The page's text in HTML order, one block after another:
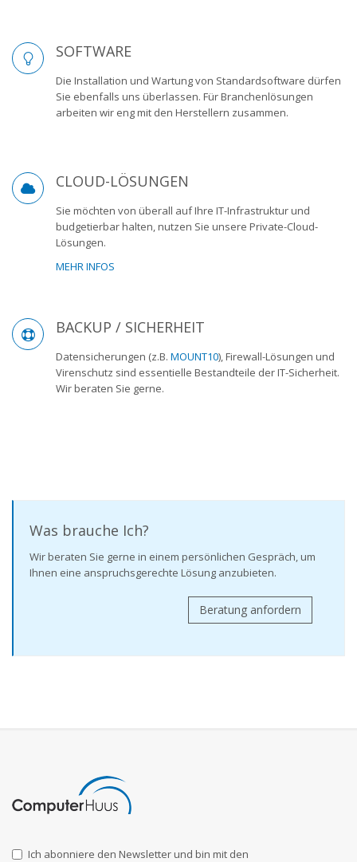
SOFTWARE
Die Installation und Wartung von Standardsoftware dürfen
Sie ebenfalls uns überlassen. Für Branchenlösungen
arbeiten wir eng mit den Herstellern zusammen.
CLOUD-LÖSUNGEN
Sie möchten von überall auf Ihre IT-Infrastruktur und
budgetierbar halten, nutzen Sie unsere Private-Cloud-
Lösungen.
MEHR INFOS
BACKUP / SICHERHEIT
Datensicherungen (z.B. MOUNT10), Firewall-Lösungen und
Virenschutz sind essentielle Bestandteile der IT-Sicherheit.
Wir beraten Sie gerne.
Was brauche Ich?
Wir beraten Sie gerne in einem persönlichen Gespräch, um
Ihnen eine anspruchsgerechte Lösung anzubieten.
Beratung anfordern
Ich abonniere den Newsletter und bin mit den